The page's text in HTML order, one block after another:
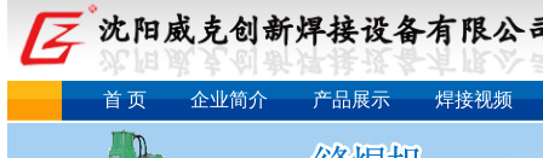
首 页 企业简介 产品展示 焊接视频